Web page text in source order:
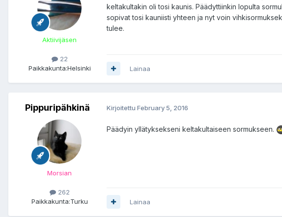
Aktiivijäsen
22
Paikkakunta:Helsinki
keltakultakin oli tosi kaunis. Päädyttiinkin lopulta
sopivat tosi kauniisti yhteen ja nyt voin
tulee.
Lainaa
Pippuripähkinä
Morsian
262
Paikkakunta:Turku
Kirjoitettu February 5, 2016
Päädyin yllätyksekseni keltakultaiseen sormukseen.
Lainaa